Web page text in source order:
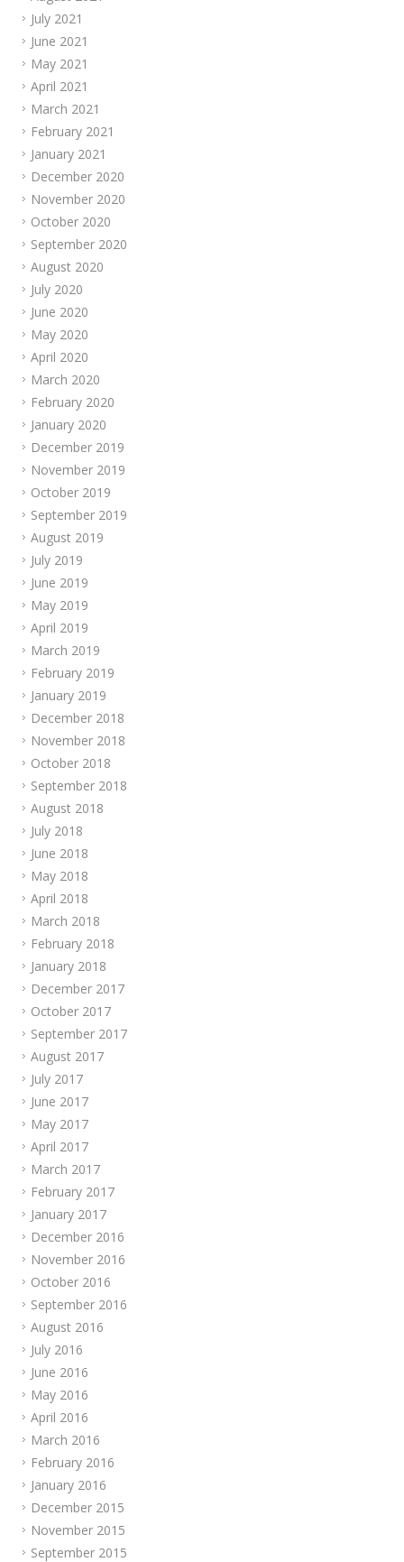
July 2021
June 2021
May 2021
April 2021
March 2021
February 2021
January 2021
December 2020
November 2020
October 2020
September 2020
August 2020
July 2020
June 2020
May 2020
April 2020
March 2020
February 2020
January 2020
December 2019
November 2019
October 2019
September 2019
August 2019
July 2019
June 2019
May 2019
April 2019
March 2019
February 2019
January 2019
December 2018
November 2018
October 2018
September 2018
August 2018
July 2018
June 2018
May 2018
April 2018
March 2018
February 2018
January 2018
December 2017
October 2017
September 2017
August 2017
July 2017
June 2017
May 2017
April 2017
March 2017
February 2017
January 2017
December 2016
November 2016
October 2016
September 2016
August 2016
July 2016
June 2016
May 2016
April 2016
March 2016
February 2016
January 2016
December 2015
November 2015
September 2015